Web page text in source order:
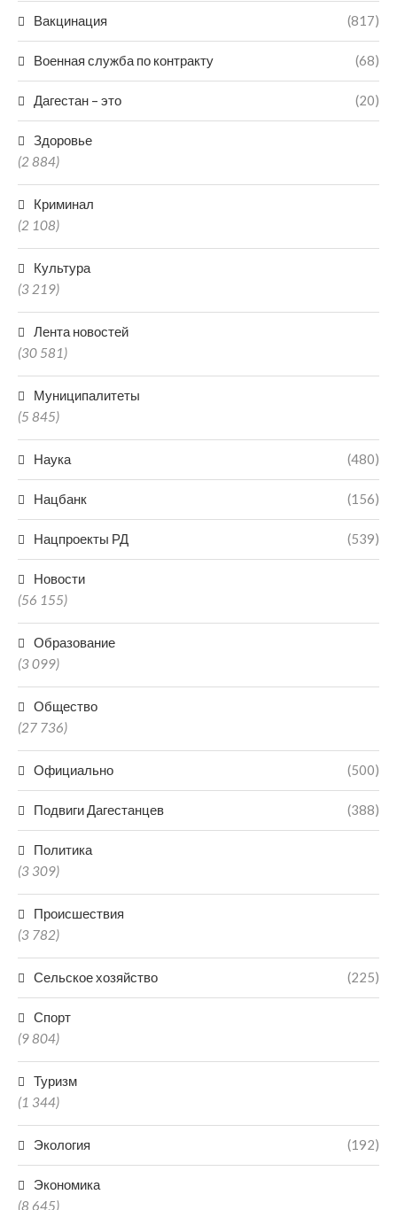
Вакцинация (817)
Военная служба по контракту (68)
Дагестан – это (20)
Здоровье
(2 884)
Криминал
(2 108)
Культура
(3 219)
Лента новостей
(30 581)
Муниципалитеты
(5 845)
Наука (480)
Нацбанк (156)
Нацпроекты РД (539)
Новости
(56 155)
Образование
(3 099)
Общество
(27 736)
Официально (500)
Подвиги Дагестанцев (388)
Политика
(3 309)
Происшествия
(3 782)
Сельское хозяйство (225)
Спорт
(9 804)
Туризм
(1 344)
Экология (192)
Экономика
(8 645)